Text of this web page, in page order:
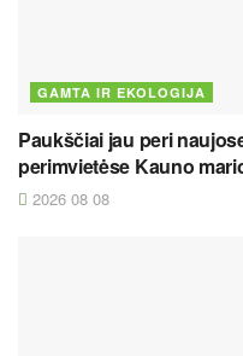
GAMTA IR EKOLOGIJA
Paukščiai jau peri
perimvietėse Kauno
2026 08 08